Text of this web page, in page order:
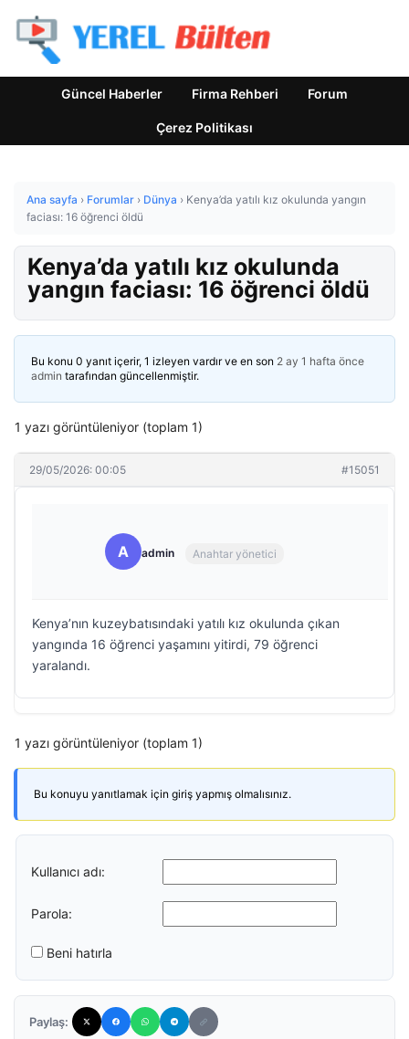
Güncel Haberler Firma Rehberi Forum
Çerez Politikası
Ana sayfa › Forumlar › Dünya › Kenya’da yatılı kız okulunda yangın
faciası: 16 öğrenci öldü
Kenya’da yatılı kız okulunda
yangın faciası: 16 öğrenci öldü
Bu konu 0 yanıt içerir, 1 izleyen vardır ve en son 2 ay 1 hafta önce
admin tarafından güncellenmiştir.
1 yazı görüntüleniyor (toplam 1)
29/05/2026: 00:05 #15051
A admin Anahtar yönetici
Kenya’nın kuzeybatısındaki yatılı kız okulunda çıkan
yangında 16 öğrenci yaşamını yitirdi, 79 öğrenci
yaralandı.
1 yazı görüntüleniyor (toplam 1)
Bu konuyu yanıtlamak için giriş yapmış olmalısınız.
Kullanıcı adı:
Parola:
Beni hatırla
Paylaş: